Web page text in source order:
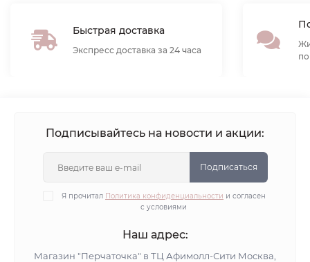
Быстрая доставка
Экспресс доставка за 24 часа
Подписывайтесь на новости и акции:
Подписаться
Я прочитал Политика конфиденциальности и согласен
с условиями
Наш адрес:
Магазин "Перчаточка" в ТЦ Афимолл-Сити Москва,